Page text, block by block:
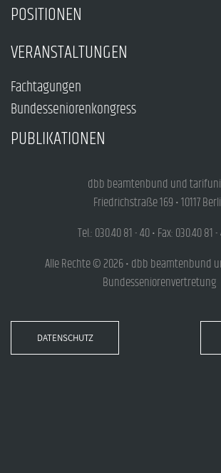
POSITIONEN
VERANSTALTUNGEN
Fachtagungen
Bundesseniorenkongress
PUBLIKATIONEN
dbb beamtenbund und
Friedrichstraße 169 • 10117
Tel.: 030.40 81 - 40 • Fax: 030.40 81
Alle Rechte © 2026 • dbb beamtenbund
Bundesseniorenvertretung
DATENSCHUTZ